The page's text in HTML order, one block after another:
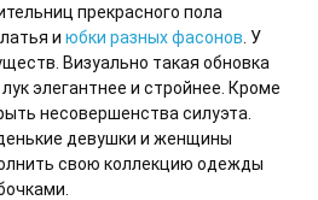
прекрасного пола
и юбки разных фасонов . У
Визуально такая обновка
элегантнее и стройнее. Кроме
несовершенства силуэта.
девушки и женщины
свою коллекцию одежды